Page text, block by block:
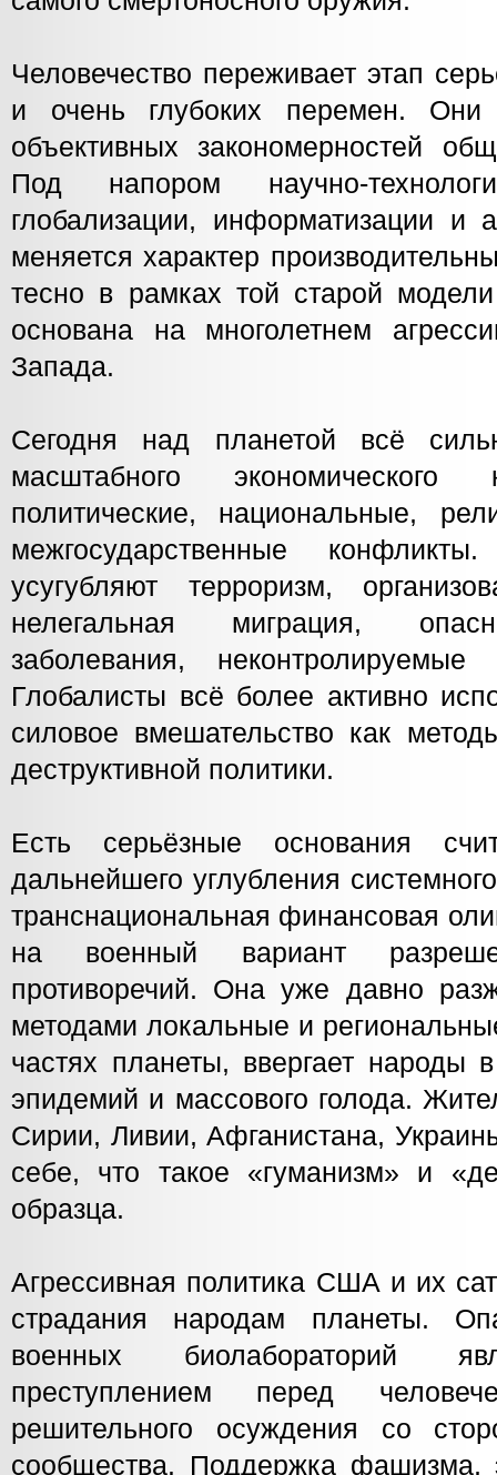
Человечество переживает этап
и очень глубоких перемен. Они
объективных закономерностей
Под напором научно-
глобализации, информатизации и
меняется характер
тесно в рамках той старой
основана на многолетнем
Запада.
Сегодня над планетой всё
масштабного экономического
политические, национальные,
межгосударственные
усугубляют терроризм,
нелегальная миграция,
заболевания,
Глобалисты всё более активно
силовое вмешательство как
деструктивной политики.
Есть серьёзные основания
дальнейшего углубления
транснациональная финансовая
на военный вариант
противоречий. Она уже давно
методами локальные и
частях планеты, ввергает народы
эпидемий и массового голода.
Сирии, Ливии, Афганистана,
себе, что такое «гуманизм» и
образца.
Агрессивная политика США и их
страдания народам планеты.
военных биолабораторий
преступлением перед
решительного осуждения со
сообщества. Поддержка фашизма,